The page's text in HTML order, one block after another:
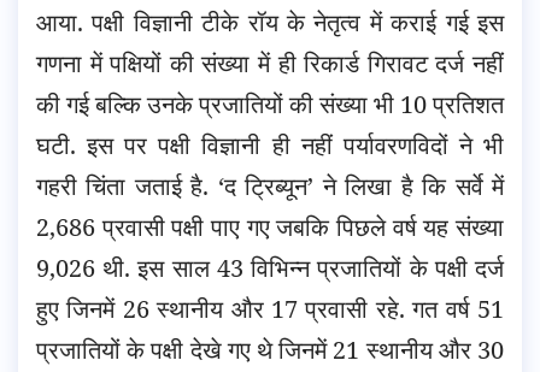
आया. पक्षी विज्ञानी टीके रॉय के नेतृत्व में कराई गई इस
गणना में पक्षियों की संख्या में ही रिकार्ड गिरावट दर्ज नहीं
की गई बल्कि उनके प्रजातियों की संख्या भी 10 प्रतिशत
घटी. इस पर पक्षी विज्ञानी ही नहीं पर्यावरणविदों ने भी
गहरी चिंता जताई है. ‘द ट्रिब्यून’ ने लिखा है कि सर्वे में
2,686 प्रवासी पक्षी पाए गए जबकि पिछले वर्ष यह संख्या
9,026 थी. इस साल 43 विभिन्न प्रजातियों के पक्षी दर्ज
हुए जिनमें 26 स्थानीय और 17 प्रवासी रहे. गत वर्ष 51
प्रजातियों के पक्षी देखे गए थे जिनमें 21 स्थानीय और 30